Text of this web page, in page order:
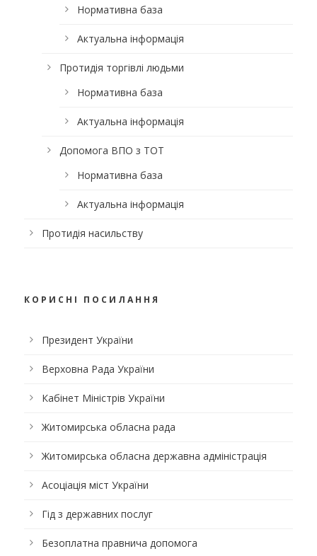
Нормативна база
Актуальна інформація
Протидія торгівлі людьми
Нормативна база
Актуальна інформація
Допомога ВПО з ТОТ
Нормативна база
Актуальна інформація
Протидія насильству
КОРИСНІ ПОСИЛАННЯ
Президент України
Верховна Рада України
Кабінет Міністрів України
Житомирська обласна рада
Житомирська обласна державна адміністрація
Асоціація міст України
Гід з державних послуг
Безоплатна правнича допомога